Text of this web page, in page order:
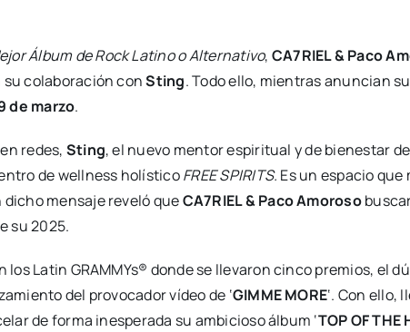
Álbum de Rock Latino o Alternativo, CA7RIEL & Paco
su colaboración conSting. Todo ello, mientras anuncian
de marzo.
redes, Sting, el nuevo mentor espiritual y de bienestar
de wellness holísticoFREE SPIRITS. Es un espacio que
mensaje reveló queCA7RIEL & Paco Amoroso
su 2025.
Latin GRAMMYs® donde se llevaron cinco premios, el
del provocador vídeo de ‘GIMME MORE‘. Con ello,
de forma inesperada su ambicioso álbum ‘TOP OF THE